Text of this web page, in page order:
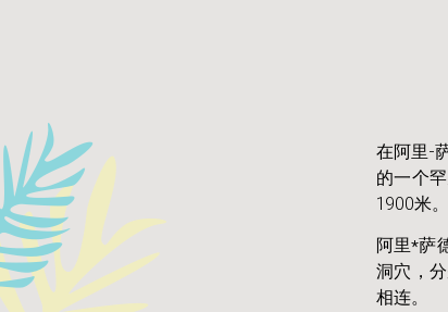
在阿里-
的一个
1900米。
阿里*萨
洞穴，
相连。